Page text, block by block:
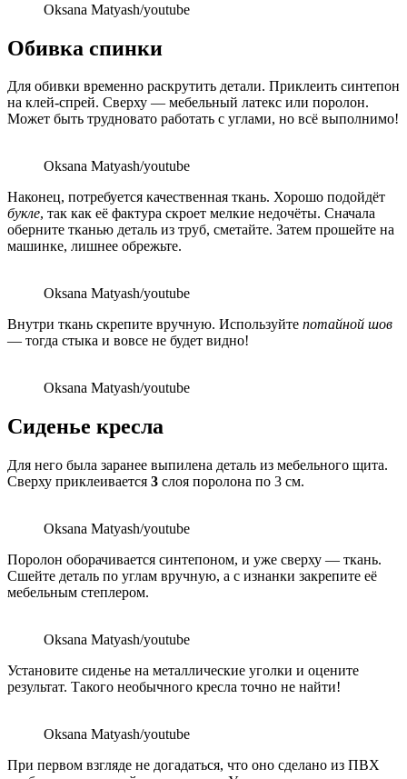
Oksana Matyash/youtube
Обивка спинки
Для обивки временно раскрутить детали. Приклеить синтепон
на клей-спрей. Сверху — мебельный латекс или поролон.
Может быть трудновато работать с углами, но всё выполнимо!
Oksana Matyash/youtube
Наконец, потребуется качественная ткань. Хорошо подойдёт
букле, так как её фактура скроет мелкие недочёты. Сначала
оберните тканью деталь из труб, сметайте. Затем прошейте на
машинке, лишнее обрежьте.
Oksana Matyash/youtube
Внутри ткань скрепите вручную. Используйте потайной шов
— тогда стыка и вовсе не будет видно!
Oksana Matyash/youtube
Сиденье кресла
Для него была заранее выпилена деталь из мебельного щита.
Сверху приклеивается 3 слоя поролона по 3 см.
Oksana Matyash/youtube
Поролон оборачивается синтепоном, и уже сверху — ткань.
Сшейте деталь по углам вручную, а с изнанки закрепите её
мебельным степлером.
Oksana Matyash/youtube
Установите сиденье на металлические уголки и оцените
результат. Такого необычного кресла точно не найти!
Oksana Matyash/youtube
При первом взгляде не догадаться, что оно сделано из ПВХ